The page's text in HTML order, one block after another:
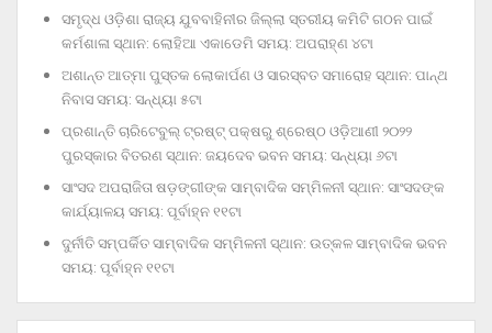
ସମୃଦ୍ଧ ଓଡ଼ିଶା ରାଜ୍ୟ ଯୁବବାହିନୀର ଜିଲ୍ଲା ସ୍ତରୀୟ କମିଟି ଗଠନ ପାଇଁ
କର୍ମଶାଳା ସ୍ଥାନ: ଲୋହିଆ ଏକାଡେମି ସମୟ: ଅପରାହ୍‌ଣ ୪ଟା
ଅଶାନ୍ତ ଆତ୍ମା ପୁସ୍ତକ ଲୋକାର୍ପଣ ଓ ସାରସ୍ବତ ସମାରୋହ ସ୍ଥାନ: ପାନ୍ଥ
ନିବାସ ସମୟ: ସନ୍ଧ୍ୟା ୫ଟା
ପ୍ରଶାନ୍ତି ଚାରିଟେବୁଲ୍‌ ଟ୍ରଷ୍ଟ୍‌ ପକ୍ଷରୁ ଶ୍ରେଷ୍ଠ ଓଡ଼ିଆଣୀ ୨୦୨୨
ପୁରସ୍କାର ବିତରଣ ସ୍ଥାନ: ଜୟଦେବ ଭବନ ସମୟ: ସନ୍ଧ୍ୟା ୬ଟା
ସାଂସଦ ଅପରାଜିତା ଷଡ଼ଙ୍ଗୀଙ୍କ ସାମ୍ବାଦିକ ସମ୍ମିଳନୀ ସ୍ଥାନ: ସାଂସଦଙ୍କ
କାର୍ଯ୍ୟାଳୟ ସମୟ: ପୂର୍ବାହ୍ନ ୧୧ଟା
ଦୁର୍ନୀତି ସମ୍ପର୍କିତ ସାମ୍ବାଦିକ ସମ୍ମିଳନୀ ସ୍ଥାନ: ଉତ୍କଳ ସାମ୍ବାଦିକ ଭବନ
ସମୟ: ପୂର୍ବାହ୍ନ ୧୧ଟା